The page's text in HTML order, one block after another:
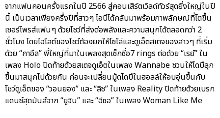
จากแฟนคอนครั้งแรกในปี 2566 สู่คอนเสิร์ตเวิลด์ทัวร์สุดยิ่งใหญ่ในปี
นี้ เป็นเวลาเพียงครึ่งปีที่สาวๆ ไอบึได้กลับมาพร้อมภาพลักษณ์ที่โตขึ้น
เซอร์ไพรส์แฟนๆ ด้วยโชว์ที่ส่งต่อพลังและความสนุกได้ตลอดกว่า 2
ชั่วโมง โดยไฮไลต์ของโชว์ต้องยกให้โซโล่และดูเอ็ตสเตจของสาวๆ ที่เริ่ม
ด้วย “กาอึล” พี่ใหญ่ที่มาในเพลงสุดเซ็กซี่อ7 rings ต่อด้วย “เรย์” ใน
เพลง Holo ปิดท้ายด้วยสเตจดูเอ็ตในเพลง Wannabe ชวนให้ไดบึลุก
ขึ้นมาสนุกไปด้วยกัน ก่อนจะเปลี่ยนมู้ดไดบึในฮอลล์ให้อบอุ่นขึ้นกับ
โชว์ดูเอ็ตของ “วอนยอง” และ “ลิซ” ในเพลง Reality ปิดท้ายด้วยเบรก
แดนซ์สุดมันส์จาก “ยูจิน” และ “อีซอ” ในเพลง Woman Like Me